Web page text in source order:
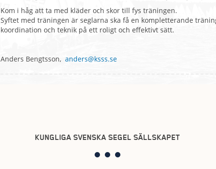
Kom i håg att ta med kläder och skor till fys träningen.
Syftet med träningen är seglarna ska få en kompletterande
koordination och teknik på ett roligt och effektivt sätt.
Anders Bengtsson, anders@ksss.se
KUNGLIGA SVENSKA SEGEL SÄLLSKAPET